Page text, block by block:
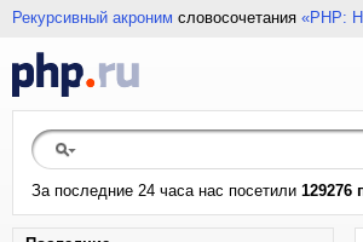
Рекурсивный акроним словосочетания «PHP:
За последние 24 часа нас посетили 129276